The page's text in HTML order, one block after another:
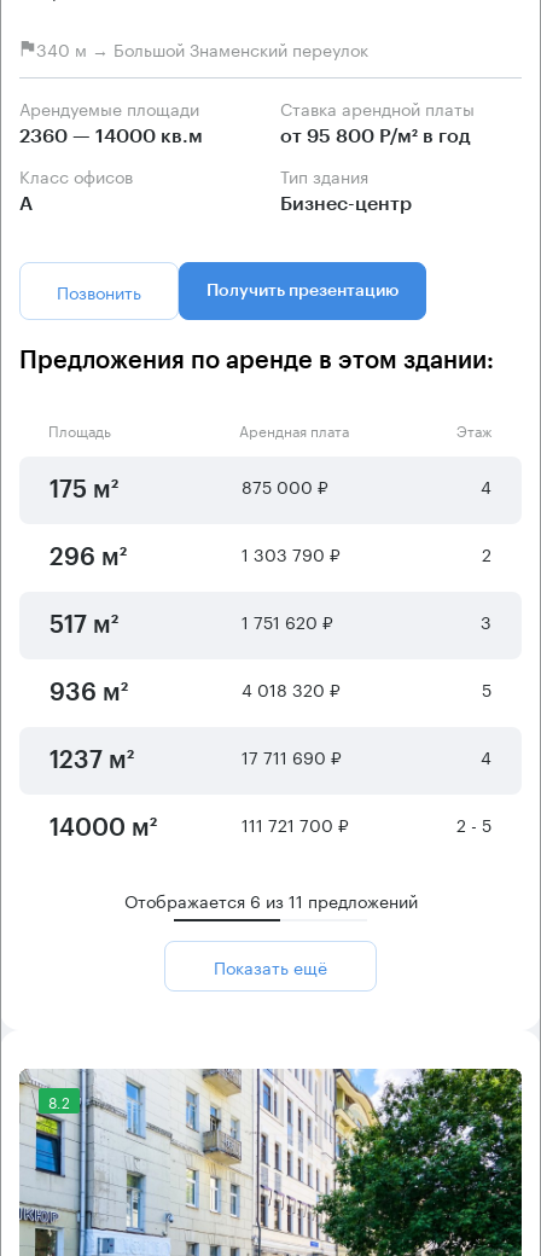
340 м → Большой Знаменский переулок
Арендуемые площади
2360 — 14000 кв.м
Ставка арендной платы
от 95 800 Р/м² в год
Класс офисов
А
Тип здания
Бизнес-центр
Позвонить Получить презентацию
Предложения по аренде в этом здании:
Площадь Арендная плата Этаж
175 м² 875 000 ₽ 4
296 м² 1 303 790 ₽ 2
517 м² 1 751 620 ₽ 3
936 м² 4 018 320 ₽ 5
1237 м² 17 711 690 ₽ 4
14000 м² 111 721 700 ₽ 2 - 5
Отображается 6 из11 предложений
Показать ещё
8.2